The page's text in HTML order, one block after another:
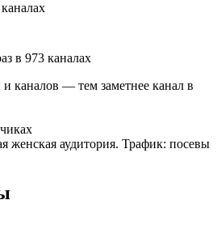
в 973 каналах
каналов — тем заметнее канал в
женская аудитория. Трафик: посевы